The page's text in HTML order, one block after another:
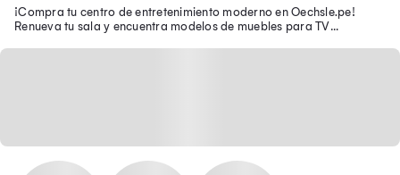
¡Compra tu centro de entretenimiento moderno en Oechsle.pe!
Renueva tu sala y encuentra modelos de muebles para TV